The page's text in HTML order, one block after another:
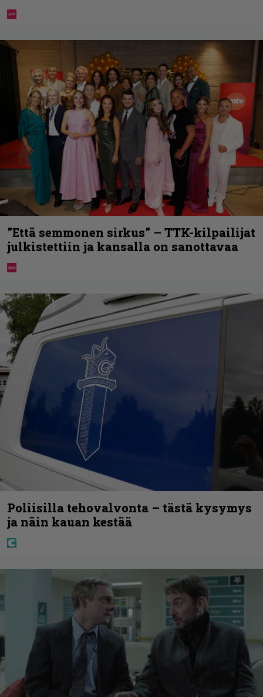
”Että semmonen sirkus” – TTK-kilpailijat
julkistettiin ja kansalla on sanottavaa
Poliisilla tehovalvonta – tästä kysymys
ja näin kauan kestää